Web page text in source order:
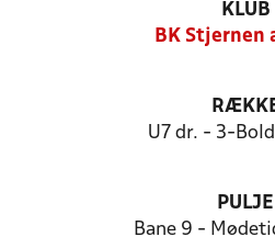
KLUB
BK Stjernen
U7 dr. - 3-
PULJE
Bane 9 -